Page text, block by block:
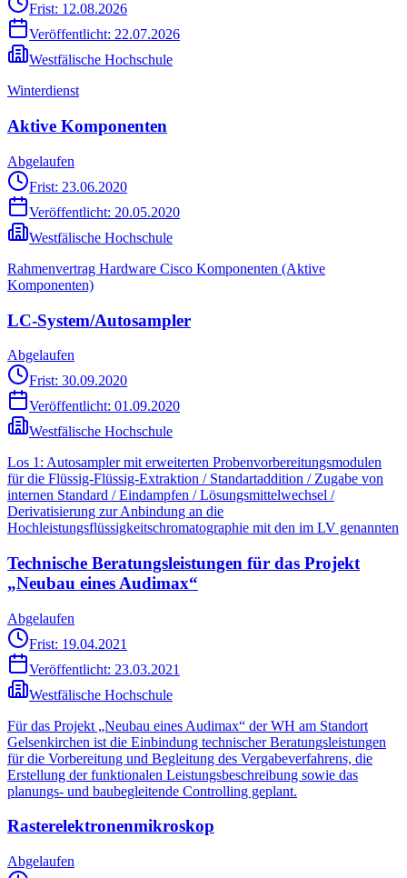
Frist: 12.08.2026
Veröffentlicht: 22.07.2026
Westfälische Hochschule
Winterdienst
Aktive Komponenten
Abgelaufen
Frist: 23.06.2020
Veröffentlicht: 20.05.2020
Westfälische Hochschule
Rahmenvertrag Hardware Cisco Komponenten (Aktive
Komponenten)
LC-System/Autosampler
Abgelaufen
Frist: 30.09.2020
Veröffentlicht: 01.09.2020
Westfälische Hochschule
Los 1: Autosampler mit erweiterten Probenvorbereitungsmodulen
für die Flüssig-Flüssig-Extraktion / Standartaddition / Zugabe von
internen Standard / Eindampfen / Lösungsmittelwechsel /
Derivatisierung zur Anbindung an die
Hochleistungsflüssigkeitschromatographie mit den im LV genannten
Technische Beratungsleistungen für das Projekt
„Neubau eines Audimax“
Abgelaufen
Frist: 19.04.2021
Veröffentlicht: 23.03.2021
Westfälische Hochschule
Für das Projekt „Neubau eines Audimax“ der WH am Standort
Gelsenkirchen ist die Einbindung technischer Beratungsleistungen
für die Vorbereitung und Begleitung des Vergabeverfahrens, die
Erstellung der funktionalen Leistungsbeschreibung sowie das
planungs- und baubegleitende Controlling geplant.
Rasterelektronenmikroskop
Abgelaufen